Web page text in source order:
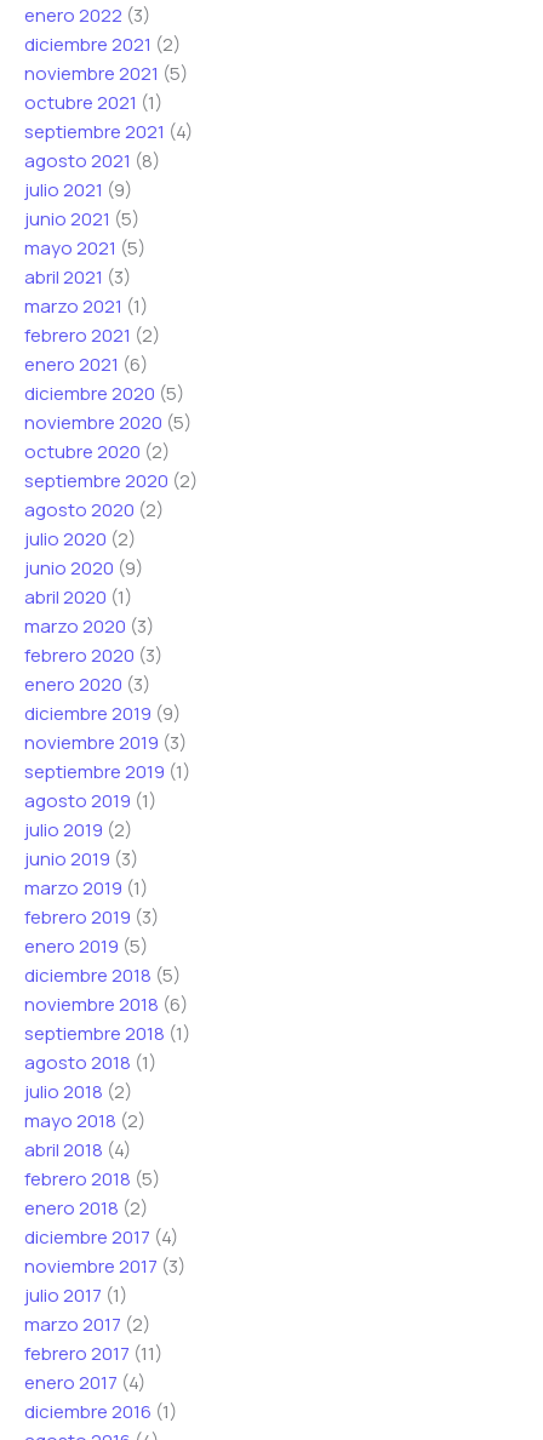
enero 2022 (3)
diciembre 2021 (2)
noviembre 2021 (5)
octubre 2021 (1)
septiembre 2021 (4)
agosto 2021 (8)
julio 2021 (9)
junio 2021 (5)
mayo 2021 (5)
abril 2021 (3)
marzo 2021 (1)
febrero 2021 (2)
enero 2021 (6)
diciembre 2020 (5)
noviembre 2020 (5)
octubre 2020 (2)
septiembre 2020 (2)
agosto 2020 (2)
julio 2020 (2)
junio 2020 (9)
abril 2020 (1)
marzo 2020 (3)
febrero 2020 (3)
enero 2020 (3)
diciembre 2019 (9)
noviembre 2019 (3)
septiembre 2019 (1)
agosto 2019 (1)
julio 2019 (2)
junio 2019 (3)
marzo 2019 (1)
febrero 2019 (3)
enero 2019 (5)
diciembre 2018 (5)
noviembre 2018 (6)
septiembre 2018 (1)
agosto 2018 (1)
julio 2018 (2)
mayo 2018 (2)
abril 2018 (4)
febrero 2018 (5)
enero 2018 (2)
diciembre 2017 (4)
noviembre 2017 (3)
julio 2017 (1)
marzo 2017 (2)
febrero 2017 (11)
enero 2017 (4)
diciembre 2016 (1)